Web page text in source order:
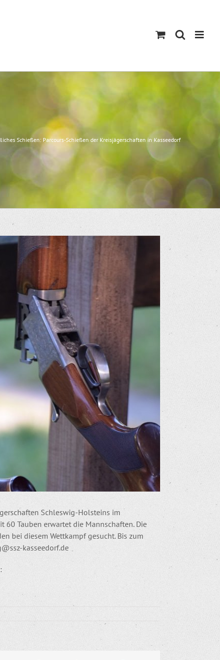
Schießen: Parcours-Schießen der Kreisjägerschaften in Kasseedorf
Schleswig-Holsteins im
60 Tauben erwartet die Mannschaften. Die
bei diesem Wettkampf gesucht. Bis zum
kasseedorf.de